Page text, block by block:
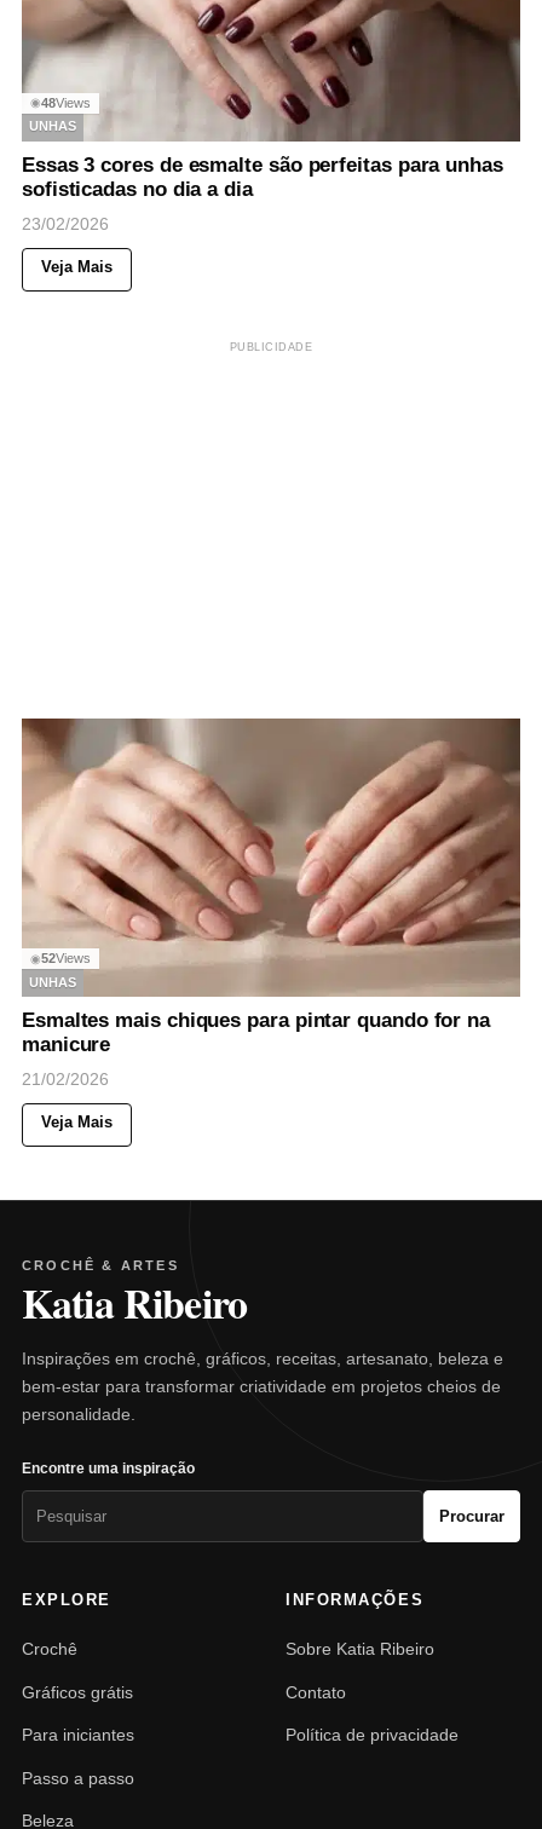
◉48Views
UNHAS
Essas 3 cores de esmalte são perfeitas para unhas
sofisticadas no dia a dia
23/02/2026
Veja Mais
PUBLICIDADE
◉52Views
UNHAS
Esmaltes mais chiques para pintar quando for na
manicure
21/02/2026
Veja Mais
CROCHÊ & ARTES
Katia Ribeiro
Inspirações em crochê, gráficos, receitas, artesanato, beleza e
bem-estar para transformar criatividade em projetos cheios de
personalidade.
Encontre uma inspiração
Procurar
EXPLORE
Crochê
Gráficos grátis
Para iniciantes
Passo a passo
Beleza
INFORMAÇÕES
Sobre Katia Ribeiro
Contato
Política de privacidade